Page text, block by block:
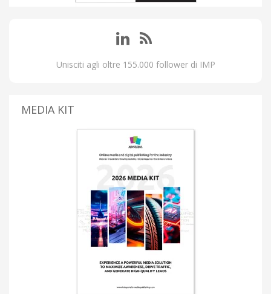
Unisciti agli oltre 155.000 follower di IMP
MEDIA KIT